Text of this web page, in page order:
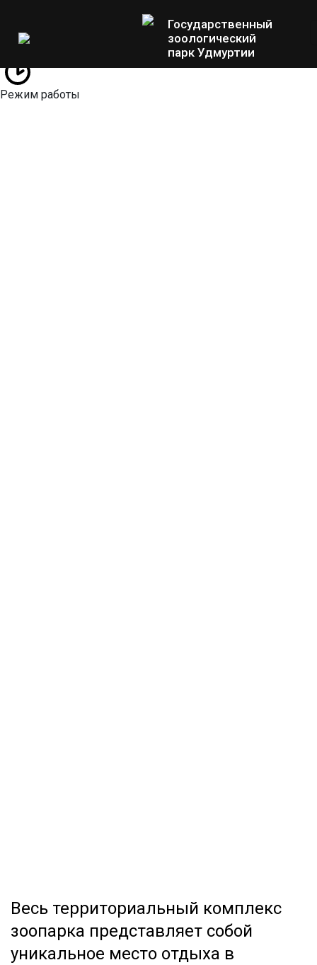
Государственный
зоологический
парк Удмуртии
Режим работы
Весь территориальный комплекс
зоопарка представляет собой
уникальное место отдыха в